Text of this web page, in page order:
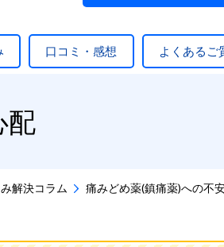
口コミ・感想 よくあるご
配
解決コラム 痛みどめ薬(鎮痛薬)への不